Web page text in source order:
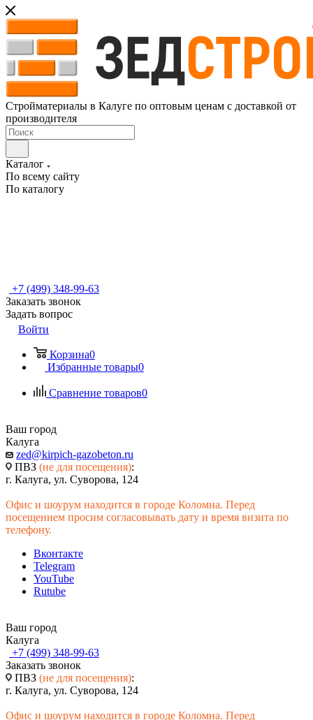
Стройматериалы в Калуге по оптовым ценам с доставкой от
производителя
Каталог
По всему сайту
По каталогу
+7 (499) 348-99-63
Заказать звонок
Задать вопрос
Войти
Корзина0
Избранные товары0
Сравнение товаров0
Ваш город
Калуга
zed@kirpich-gazobeton.ru
ПВЗ (не для посещения):
г. Калуга, ул. Суворова, 124
Офис и шоурум находится в городе Коломна. Перед
посещением просим согласовывать дату и время визита по
телефону.
Вконтакте
Telegram
YouTube
Rutube
Ваш город
Калуга
+7 (499) 348-99-63
Заказать звонок
ПВЗ (не для посещения):
г. Калуга, ул. Суворова, 124
Офис и шоурум находится в городе Коломна. Перед